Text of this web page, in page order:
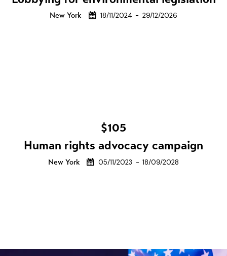
New York 18/11/2024 - 29/12/2026
$105
Human rights advocacy campaign
New York 05/11/2023 - 18/09/2028